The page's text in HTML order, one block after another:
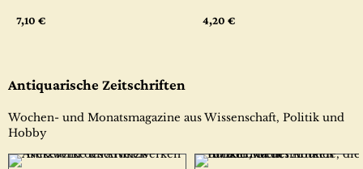
7,10 € 4,20 €
Antiquarische Zeitschriften
Wochen- und Monatsmagazine aus Wissenschaft, Politik und
Hobby